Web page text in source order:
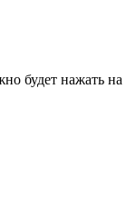
будет нажать на